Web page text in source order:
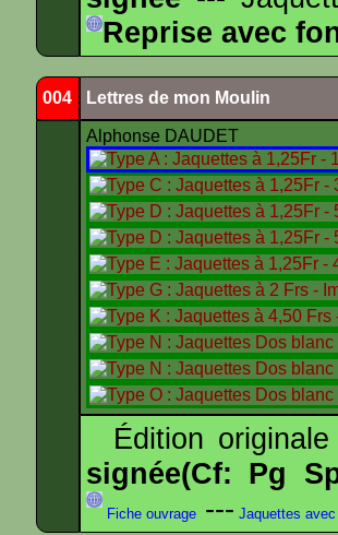
Reprise avec
004 Lettres de mon Moulin
Alphonse DAUDET
Édition originale
signée(Cf: Pg
Fiche ouvrage --- Jaquettes